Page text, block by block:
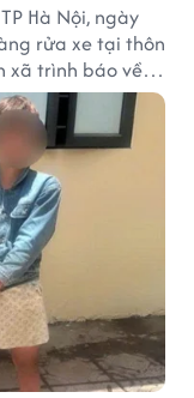
Hà Nội, ngày
rửa xe tại thôn
xã trình báo về
Wave. Trong cốp
1,2 triệu